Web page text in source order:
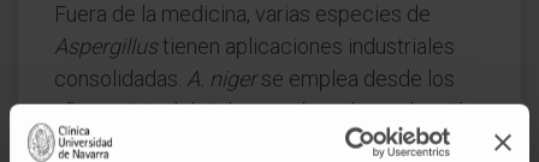
Fuera de la medicina, varias especies de
Aspergillustienen aplicaciones industriales
consolidadas. A. nigerse emplea desde los
años veinte del siglo pasado en la producción
de ácido cítrico por fermentación, yA. oryzae